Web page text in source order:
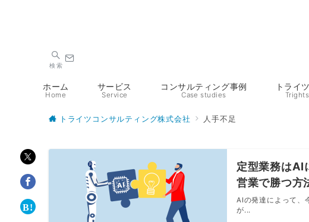
検索
ホーム
Home
サービス
Service
コンサルティング事例
Case studies
トライ
トライツコンサルティング株式会社 人手不足
定型業務は
営業で勝つ方
AIの発達によって、
が...